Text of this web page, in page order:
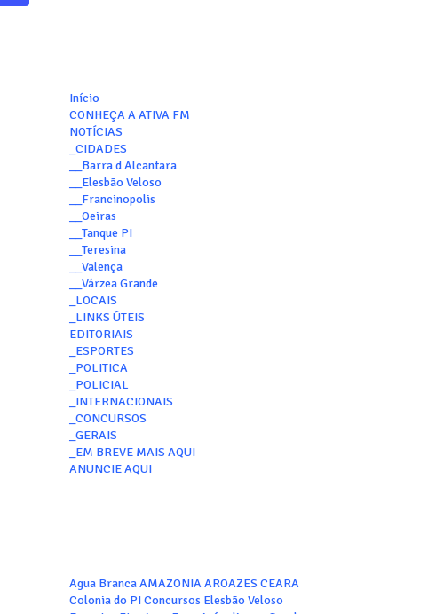
Início
CONHEÇA A ATIVA FM
NOTÍCIAS
_CIDADES
__Barra d Alcantara
__Elesbão Veloso
__Francinopolis
__Oeiras
__Tanque PI
__Teresina
__Valença
__Várzea Grande
_LOCAIS
_LINKS ÚTEIS
EDITORIAIS
_ESPORTES
_POLITICA
_POLICIAL
_INTERNACIONAIS
_CONCURSOS
_GERAIS
_EM BREVE MAIS AQUI
ANUNCIE AQUI
Agua Branca AMAZONIA AROAZES CEARA
Colonia do PI Concursos Elesbão Veloso